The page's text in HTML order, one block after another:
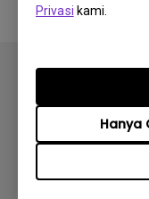
Privasi kami.
Hanya